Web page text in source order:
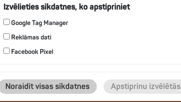
Izvēlieties sīkdatnes, ko apstipriniet
Google Tag Manager
Reklāmas dati
Facebook Pixel
Noraidīt visas sīkdatnes Apstiprinu izvēlētās